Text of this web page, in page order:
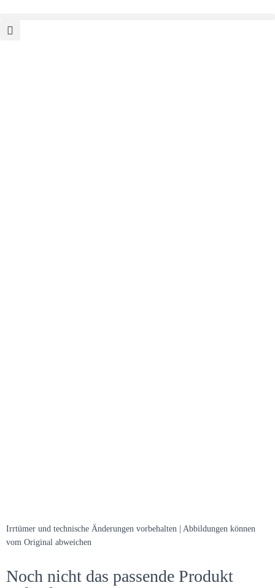
Irrtümer und technische Änderungen vorbehalten | Abbildungen können
vom Original abweichen
Noch nicht das passende Produkt